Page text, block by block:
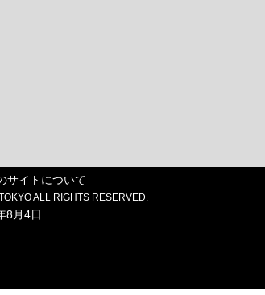
サイトについて
ALL RIGHTS RESERVED.
8月4日